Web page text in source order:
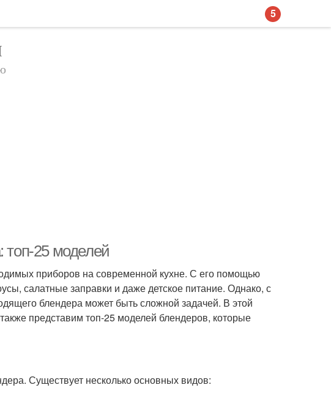
25 моделей
приборов на современной кухне. С его помощью
салатные заправки и даже детское питание. Однако, с
блендера может быть сложной задачей. В этой
представим топ-25 моделей блендеров, которые
Существует несколько основных видов:
5